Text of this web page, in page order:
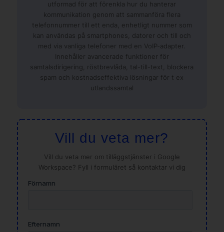
utformad för att förenkla hur du hanterar
kommunikation genom att sammanföra flera
telefonnummer till ett enda, enhetligt nummer som
kan användas på smartphones, datorer och till och
med via vanliga telefoner med en VoIP-adapter.
Innehåller avancerade funktioner för
samtalsdirigering, röstbrevlåda, tal-till-text, blockera
spam och kostnadseffektiva lösningar för t ex
utlandssamtal
Vill du veta mer?
Vill du veta mer om tilläggstjänster i Google
Workspace? Fyll i formuläret så kontaktar vi dig